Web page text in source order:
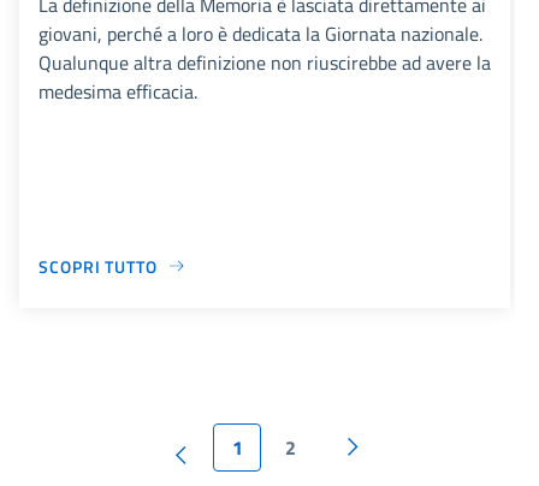
giovani, perché a loro è dedicata la Giornata nazionale.
Qualunque altra definizione non riuscirebbe ad avere la
medesima efficacia.
SCOPRI TUTTO
1 2